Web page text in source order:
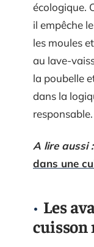
écologique.
il empêche
les moules
au lave-
la poubelle
dans la
responsable.
A lire aussi :
dans une
Les